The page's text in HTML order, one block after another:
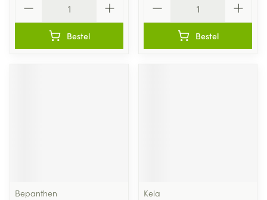
Bestel Bestel
Bepanthen
Kela